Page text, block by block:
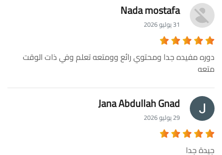
Nada mostafa
31 يوليو 2026
دوره مفيده جدا ومحتوي رائع وومتعه تعلم وفي ذات الوقت
متعه
Jana Abdullah Gnad
29 يوليو 2026
جيدة جدا